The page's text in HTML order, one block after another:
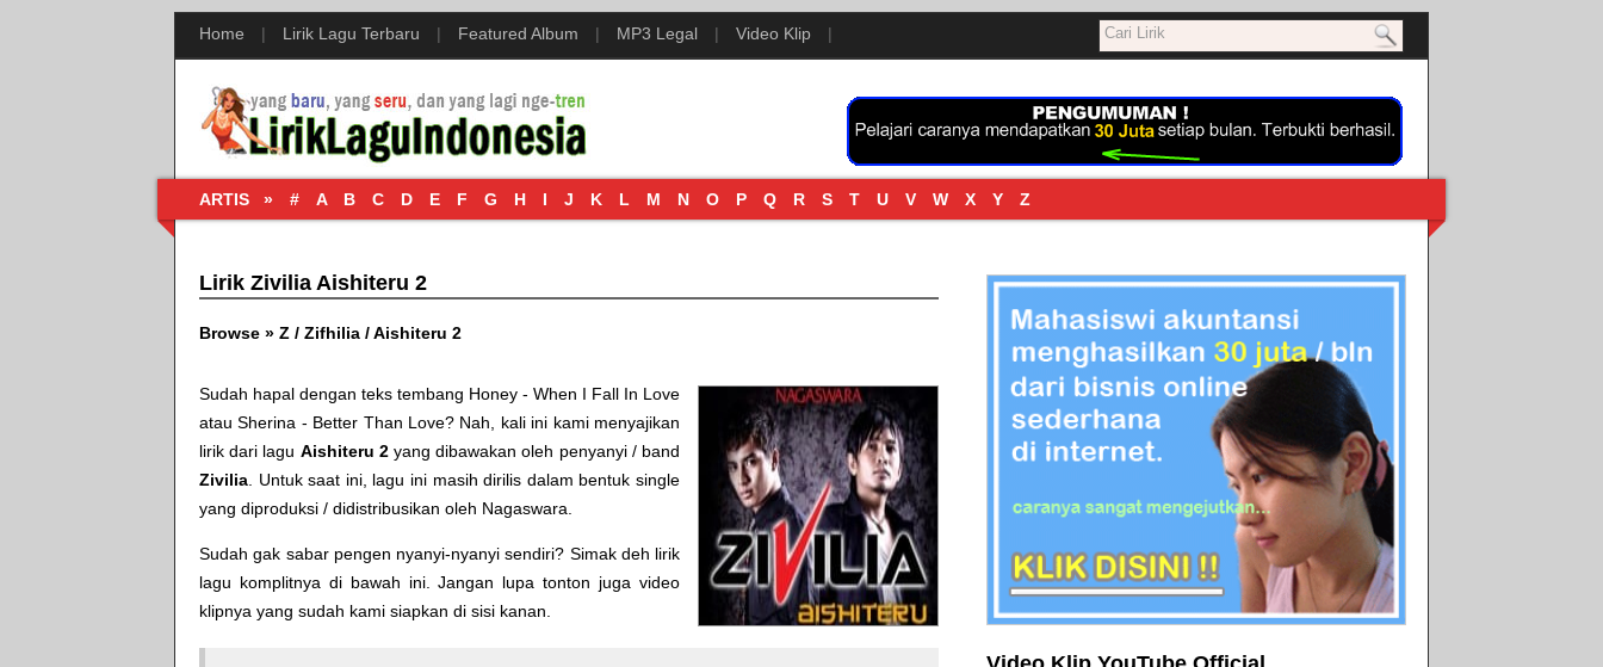
Home | Lirik Lagu Terbaru | Featured Album | MP3 Legal | Video Klip |
ARTIS » # A B C D E F G H I J K L M N O P Q R S T U V W X Y Z
Lirik Zivilia Aishiteru 2
Browse » Z / Zifhilia /Aishiteru 2
Sudah hapal dengan teks tembang Honey - When I Fall In Love
atauSherina - Better Than Love? Nah, kali ini kami menyajikan
lirik dari lagu Aishiteru 2yang dibawakan oleh penyanyi / band
Zivilia . Untuk saat ini, lagu ini masih dirilis dalam bentuk single
yang diproduksi / didistribusikan oleh Nagaswara
Sudah gak sabar pengen nyanyi-nyanyi sendiri? Simak deh lirik
lagu komplitnya di bawah ini. Jangan lupa tonton juga video
klipnya yang sudah kami siapkan di sisi kanan.